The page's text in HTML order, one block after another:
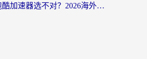
国外地铁跑酷加速器选不对？2026海外玩家必看的国服游戏加速全攻略